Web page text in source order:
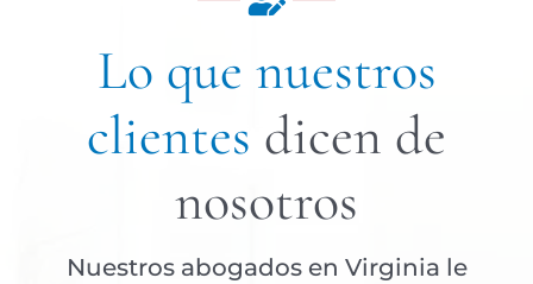
Lo que nuestros
clientes dicen de
nosotros
Nuestros abogados en Virginia le